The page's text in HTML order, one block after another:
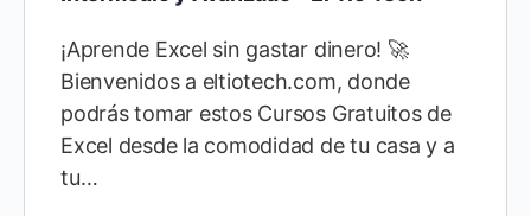
¡Aprende Excel sin gastar dinero! 🚀
Bienvenidos a eltiotech.com, donde
podrás tomar estos Cursos Gratuitos de
Excel desde la comodidad de tu casa y a
tu…